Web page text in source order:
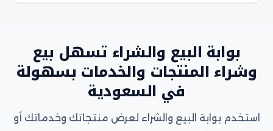
بوابة البيع والشراء تسهل بيع
وشراء المنتجات والخدمات بسهولة
في السعودية
استخدم بوابة البيع والشراء لعرض منتجاتك وخدماتك أو